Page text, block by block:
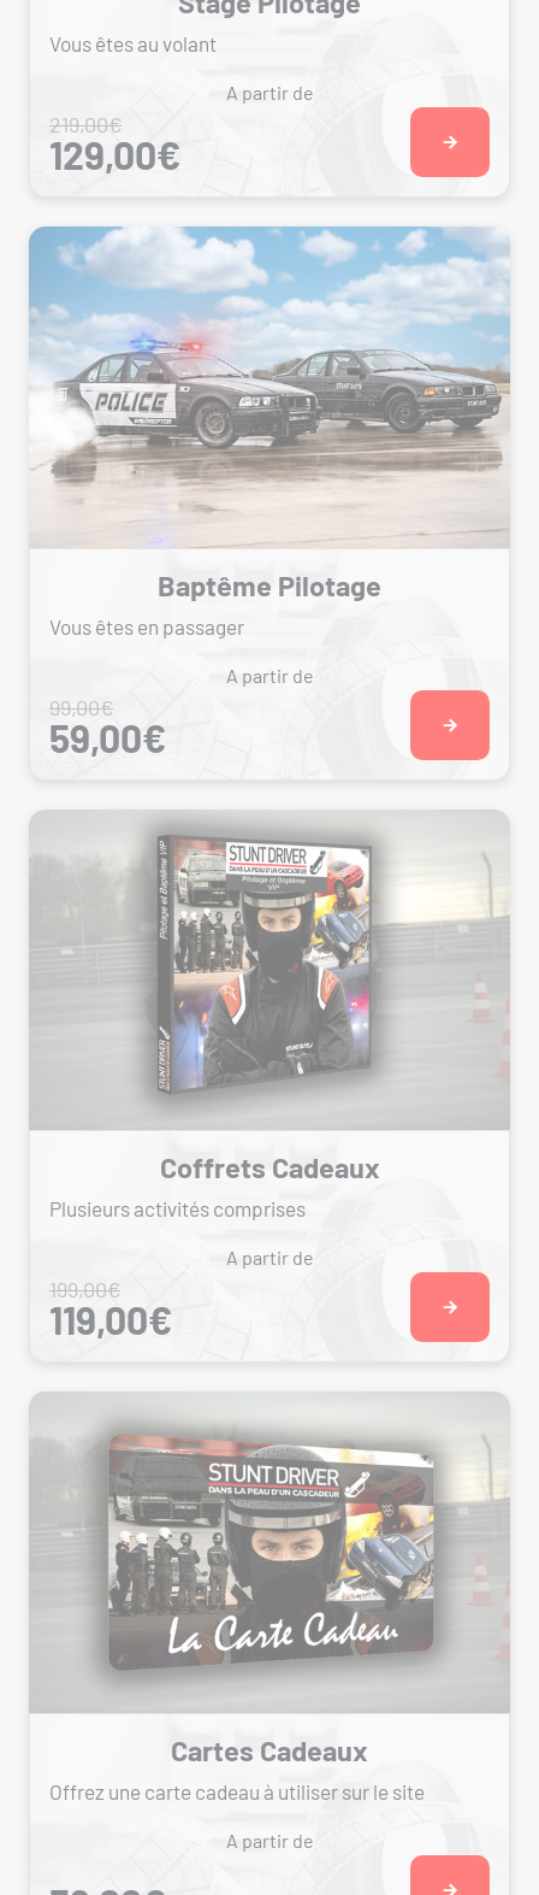
Vous êtes au volant
A partir de
219,00€
129,00€
Baptême Pilotage
Vous êtes en passager
A partir de
99,00€
59,00€
Coffrets Cadeaux
Plusieurs activités comprises
A partir de
199,00€
119,00€
Cartes Cadeaux
Offrez une carte cadeau à utiliser sur le site
A partir de